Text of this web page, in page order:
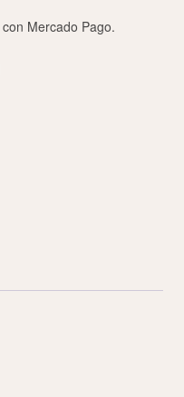
con Mercado Pago.